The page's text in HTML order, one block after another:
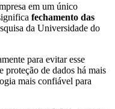
em um único
fechamento das
da Universidade do
para evitar esse
proteção de dados há mais
mais confiável para